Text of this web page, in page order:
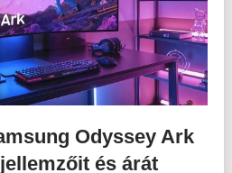
Odyssey Ark
és árát